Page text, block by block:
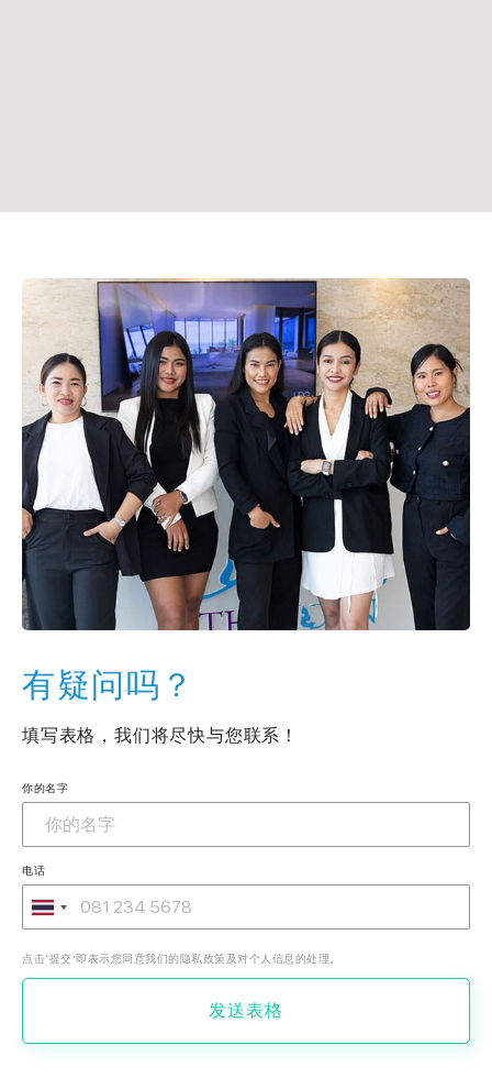
有疑问吗？
填写表格，我们将尽快与您联系！
你的名字
电话
点击‘提交’即表示您同意我们的隐私政策及对个人信息的处理。
发送表格